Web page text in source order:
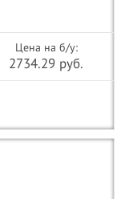
Цена на б/у:
2734.29 руб.